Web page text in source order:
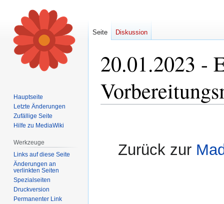
20.01.2023 -
Zurück zur
Seite Diskussion
Hauptseite
Letzte Änderungen
Zufällige Seite
Hilfe zu MediaWiki
Werkzeuge
Links auf diese Seite
Änderungen an
verlinkten Seiten
Spezialseiten
Druckversion
Permanenter Link